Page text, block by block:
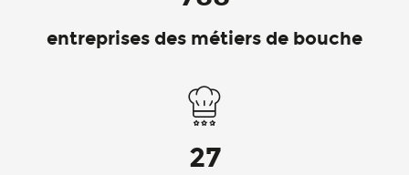
entreprises des métiers de bouche
27